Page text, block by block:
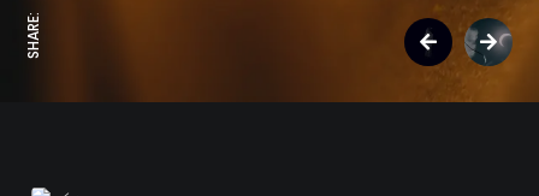
SHARE: